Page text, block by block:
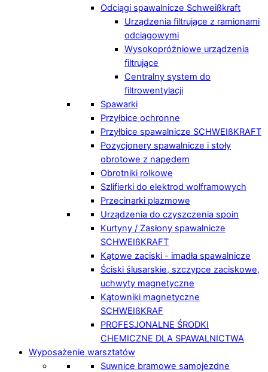
Odciągi spawalnicze Schweißkraft
Urządzenia filtrujące z ramionami
odciągowymi
Wysokopróżniowe urządzenia
filtrujące
Centralny system do
filtrowentylacji
Spawarki
Przyłbice ochronne
Przyłbice spawalnicze SCHWEIßKRAFT
Pozycjonery spawalnicze i stoły
obrotowe z napędem
Obrotniki rolkowe
Szlifierki do elektrod wolframowych
Przecinarki plazmowe
Urządzenia do czyszczenia spoin
Kurtyny / Zasłony spawalnicze
SCHWEIßKRAFT
Kątowe zaciski - imadła spawalnicze
Ściski ślusarskie, szczypce zaciskowe,
uchwyty magnetyczne
Kątowniki magnetyczne
SCHWEIßKRAF
PROFESJONALNE ŚRODKI
CHEMICZNE DLA SPAWALNICTWA
Wyposażenie warsztatów
Suwnice bramowe samojezdne